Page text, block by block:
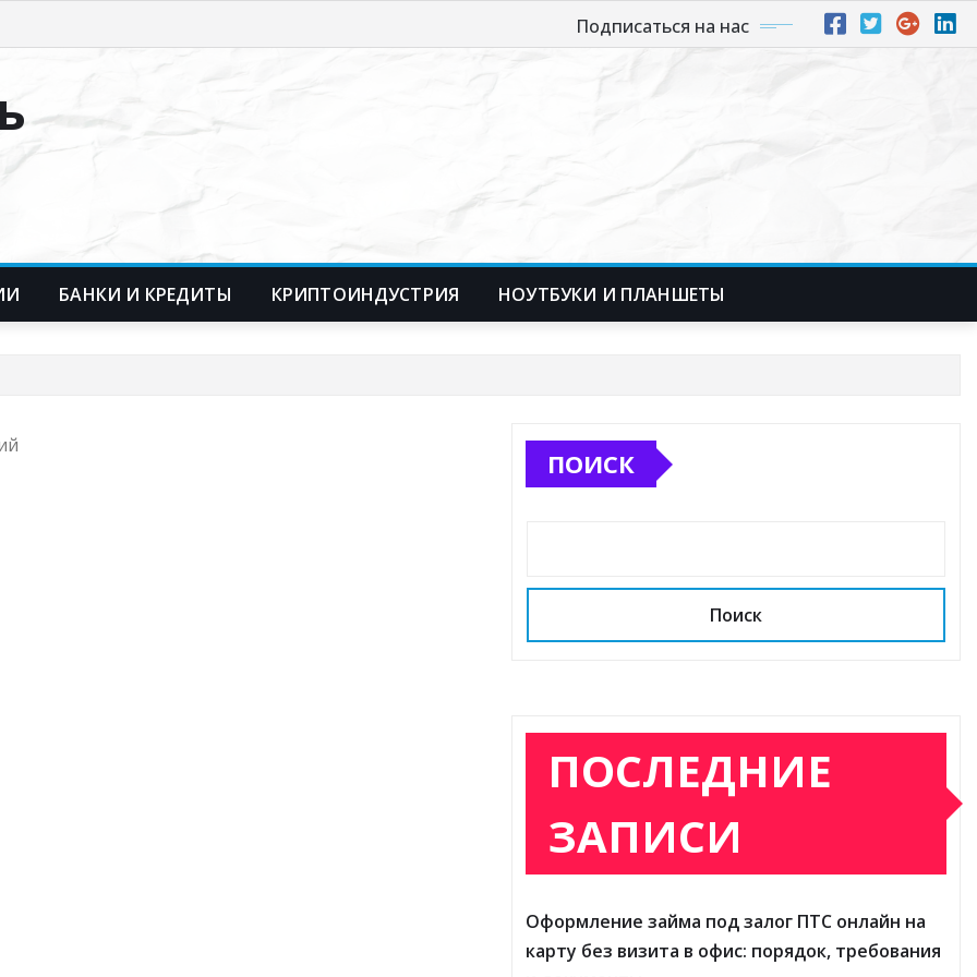
Подписаться на нас
БАНКИ И КРЕДИТЫ КРИПТОИНДУСТРИЯ НОУТБУКИ И ПЛАНШЕТЫ
ПОИСК
Поиск
ПОСЛЕДНИЕ
ЗАПИСИ
Оформление займа под залог ПТС онлайн на
карту без визита в офис: порядок, требования